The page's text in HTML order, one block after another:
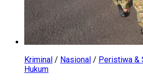
Kriminal / Nasional / Peristiwa &
Hukum